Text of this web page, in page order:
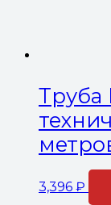
Труба
3,396 ₽